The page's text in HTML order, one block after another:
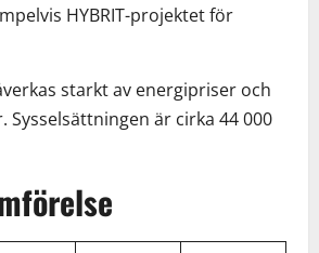
HYBRIT-projektet för
starkt av energipriser och
Sysselsättningen är cirka 44 000